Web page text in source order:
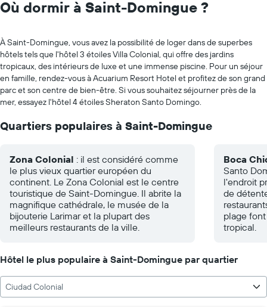
Où dormir à Saint-Domingue ?
À Saint-Domingue, vous avez la possibilité de loger dans de superbes
hôtels tels que l'hôtel 3 étoiles Villa Colonial, qui offre des jardins
tropicaux, des intérieurs de luxe et une immense piscine. Pour un séjour
en famille, rendez-vous à Acuarium Resort Hotel et profitez de son grand
parc et son centre de bien-être. Si vous souhaitez séjourner près de la
mer, essayez l'hôtel 4 étoiles Sheraton Santo Domingo.
Quartiers populaires à Saint-Domingue
Zona Colonial : il est considéré comme
le plus vieux quartier européen du
continent. Le Zona Colonial est le centre
touristique de Saint-Domingue. Il abrite la
magnifique cathédrale, le musée de la
bijouterie Larimar et la plupart des
meilleurs restaurants de la ville.
Boca
Santo
l'endroit
de
plage
tropical.
Hôtel le plus populaire à Saint-Domingue par quartier
Ciudad Colonial